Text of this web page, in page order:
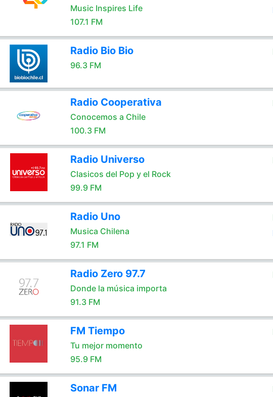
Music Inspires Life
107.1 FM
Radio Bio Bio
96.3 FM
Radio Cooperativa
Conocemos a Chile
100.3 FM
Radio Universo
Clasicos del Pop y el Rock
99.9 FM
Radio Uno
Musica Chilena
97.1 FM
Radio Zero 97.7
Donde la música importa
91.3 FM
FM Tiempo
Tu mejor momento
95.9 FM
Sonar FM